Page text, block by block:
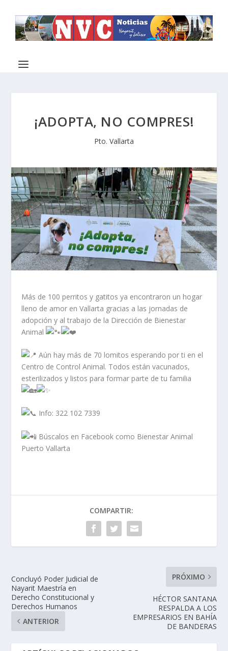
¡ADOPTA, NO COMPRES!
Pto. Vallarta
Más de 100 perritos y gatitos ya encontraron un hogar
lleno de amor en Vallarta gracias a las jornadas de
adopción y al trabajo de la Dirección de Bienestar
Animal
Aún hay más de 70 lomitos esperando por ti en el
Centro de Control Animal. Todos están vacunados,
esterilizados y listos para formar parte de tu familia
Info: 322 102 7339
Búscalos en Facebook como Bienestar Animal
Puerto Vallarta
COMPARTIR:
Concluyó Poder Judicial de
Nayarit Maestría en
Derecho Constitucional y
Derechos Humanos
ANTERIOR
PRÓXIMO
HÉCTOR SANTANA
RESPALDA A LOS
EMPRESARIOS EN BAHÍA
DE BANDERAS